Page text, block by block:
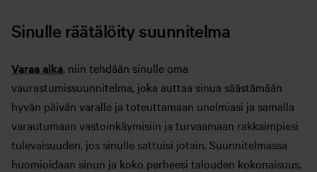
Sinulle räätälöity suunnitelma
Varaa aika, niin tehdään sinulle oma
vaurastumissuunnitelma, joka auttaa sinua säästämään
hyvän päivän varalle ja toteuttamaan unelmiasi ja samalla
varautumaan vastoinkäymisiin ja turvaamaan rakkaimpiesi
tulevaisuuden, jos sinulle sattuisi jotain. Suunnitelmassa
huomioidaan sinun ja koko perheesi talouden kokonaisuus,